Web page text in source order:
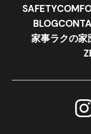
SAFETY
BLOG
家事ラクの家